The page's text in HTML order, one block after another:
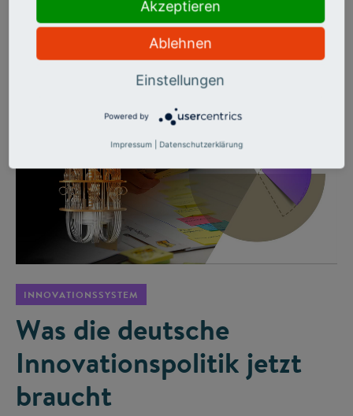
bereit, brauchen aber weniger Bürokratie, bessere
Infrastruktur und echte Netzwerke.
INNOVATIONSSYSTEM
Was die deutsche
Innovationspolitik jetzt
braucht
Akzeptieren
Ablehnen
Einstellungen
Powered by
Impressum Datenschutzerklärung